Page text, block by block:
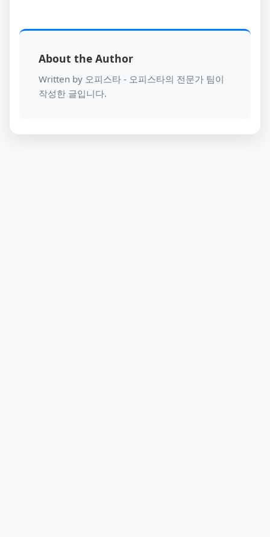
About the Author
Written by 오피스타 - 오피스타의 전문가 팀이
작성한 글입니다.